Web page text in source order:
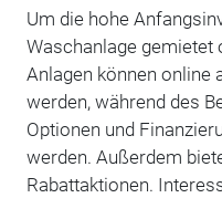
Um die hohe
Waschanlage gemietet
Anlagen können online
werden, während des
Optionen und
werden. Außerdem
Rabattaktionen.